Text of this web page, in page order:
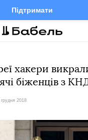
Підтримати
FacebookTelegramTwitter
хакери
біженців з
2018